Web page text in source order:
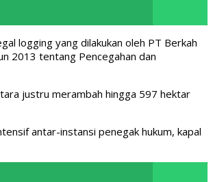
logging yang dilakukan oleh PT Berkah
2013 tentang Pencegahan dan
justru merambah hingga 597 hektar
antar-instansi penegak hukum, kapal